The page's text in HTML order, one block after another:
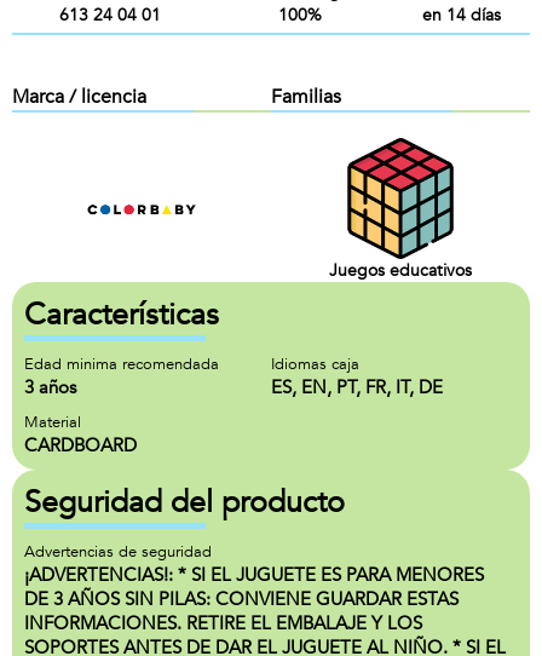
613 24 04 01
100%
en 14 días
Marca / licencia Familias
Juegos educativos
Características
Edad minima recomendada
3 años
Idiomas caja
ES, EN, PT, FR, IT, DE
Material
CARDBOARD
Seguridad del producto
Advertencias de seguridad
¡ADVERTENCIAS!: * SI EL JUGUETE ES PARA MENORES
DE 3 AÑOS SIN PILAS: CONVIENE GUARDAR ESTAS
INFORMACIONES. RETIRE EL EMBALAJE Y LOS
SOPORTES ANTES DE DAR EL JUGUETE AL NIÑO. * SI EL